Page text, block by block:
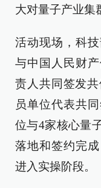
大对量子产业集
活动现场，科
与中国人民财
责人共同签发
员单位代表共
位与4家核心量
落地和签约完
进入实操阶段。